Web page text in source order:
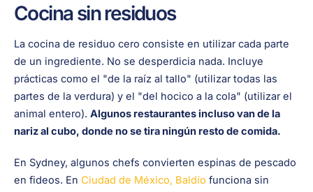
Cocina sin residuos
La cocina de residuo cero consiste en utilizar cada parte
de un ingrediente. No se desperdicia nada. Incluye
prácticas como el "de la raíz al tallo" (utilizar todas las
partes de la verdura) y el "del hocico a la cola" (utilizar el
animal entero). Algunos restaurantes incluso van de la
nariz al cubo, donde no se tira ningún resto de comida.
En Sydney, algunos chefs convierten espinas de pescado
en fideos. En Ciudad de México, Baldío funciona sin